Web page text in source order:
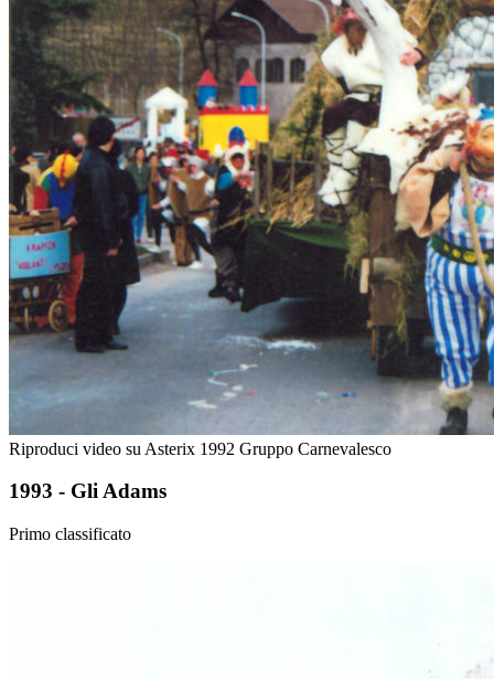
Riproduci video su Asterix 1992 Gruppo Carnevalesco
1993 - Gli Adams
Primo classificato